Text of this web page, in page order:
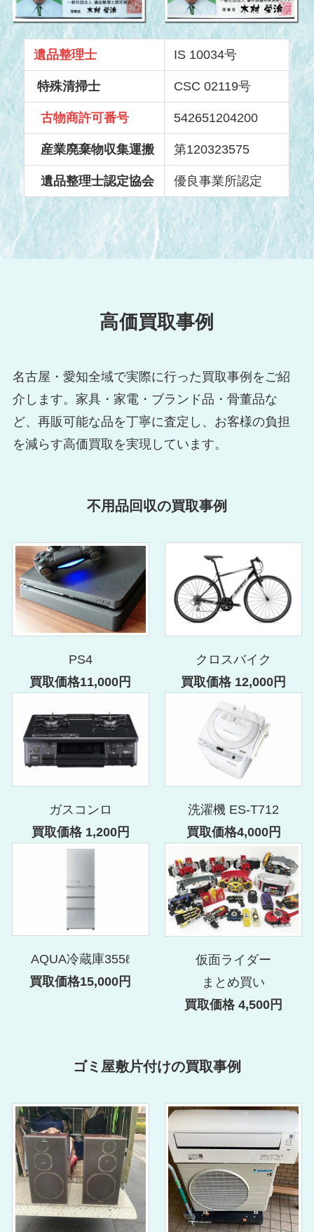
遺品整理士 IS 10034号
特殊清掃士 CSC 02119号
古物商許可番号 542651204200
産業廃棄物収集運搬 第120323575
遺品整理士認定協会 優良事業所認定
高価買取事例
名古屋・愛知全域で実際に行った買取事例をご紹
介します。家具・家電・ブランド品・骨董品な
ど、再販可能な品を丁寧に査定し、お客様の負担
を減らす高価買取を実現しています。
不用品回収の買取事例
PS4
買取価格11,000円
クロスバイク
買取価格 12,000円
ガスコンロ
買取価格 1,200円
洗濯機 ES-T712
買取価格4,000円
AQUA冷蔵庫355ℓ
買取価格15,000円
仮面ライダー
まとめ買い
買取価格 4,500円
ゴミ屋敷片付けの買取事例